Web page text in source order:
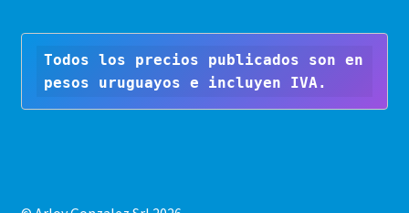
Todos los precios publicados son en
pesos uruguayos e incluyen IVA.